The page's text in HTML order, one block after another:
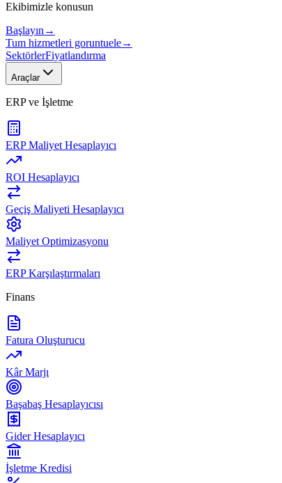
Ekibimizle konusun
Başlayın →
Tum hizmetleri goruntuele→
SektörlerFiyatlandırma
Araçlar
ERP ve İşletme
ERP Maliyet Hesaplayıcı
ROI Hesaplayıcı
Geçiş Maliyeti Hesaplayıcı
Maliyet Optimizasyonu
ERP Karşılaştırmaları
Finans
Fatura Oluşturucu
Kâr Marjı
Başabaş Hesaplayıcısı
Gider Hesaplayıcı
İşletme Kredisi